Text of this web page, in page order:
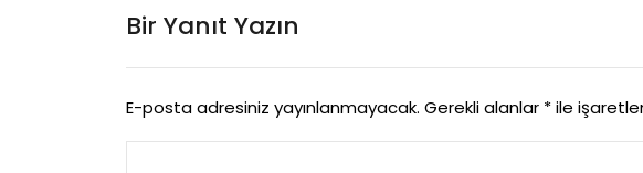
Bir Yanıt Yazın
E-posta adresiniz yayınlanmayacak. Gerekli alanlar *ile